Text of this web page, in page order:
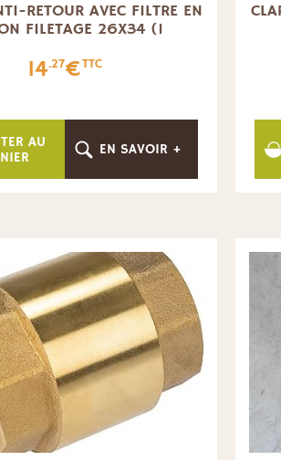
RETOUR AVEC FILTRE EN
FILETAGE 26X34 (1
14.27€TTC
AU
EN SAVOIR +